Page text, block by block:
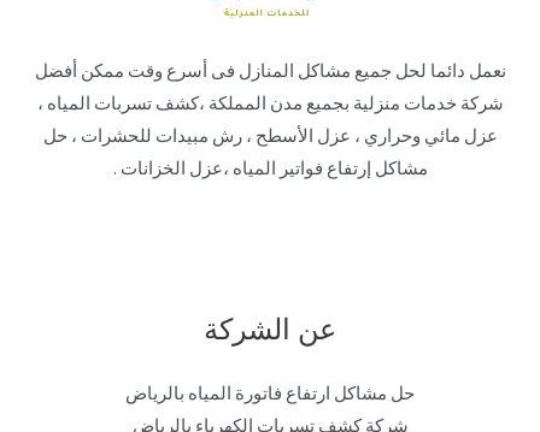
نعمل دائما لحل جميع مشاكل المنازل فى أسرع وقت ممكن أفضل
شركة خدمات منزلية بجميع مدن المملكة ،كشف تسربات المياه ،
عزل مائي وحراري ، عزل الأسطح ، رش مبيدات للحشرات ، حل
مشاكل إرتفاع فواتير المياه ،عزل الخزانات .
عن الشركة
حل مشاكل ارتفاع فاتورة المياه بالرياض
شركة كشف تسربات الكهرباء بالرياض